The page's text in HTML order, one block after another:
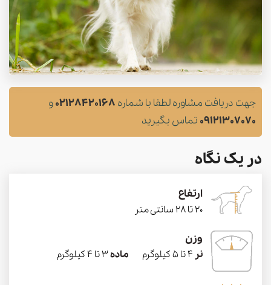
جهت دریافت مشاوره لطفا با شماره 02128420168و
09121307070 تماس بگیرید
در یک نگاه
ارتفاع
20 تا 28 سانتی متر
وزن
نر 4 تا 5 کیلوگرم ماده3 تا 4 کیلوگرم